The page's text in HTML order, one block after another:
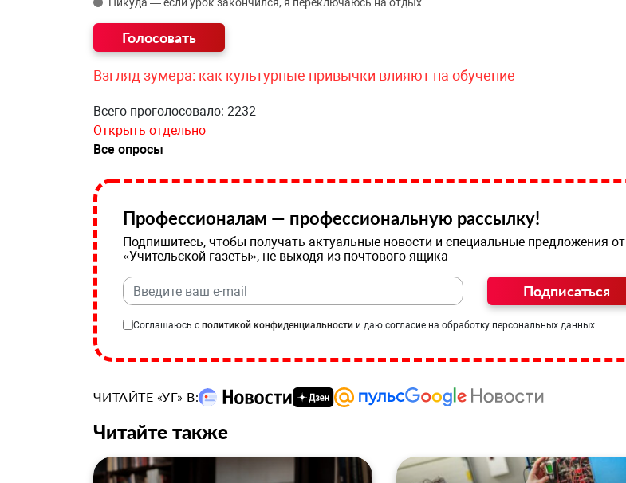
Взгляд зумера: как культурные привычки влияют на обучение
Всего проголосовало: 2232
Открыть отдельно
Все опросы
Профессионалам — профессиональную рассылку!
Подпишитесь, чтобы получать актуальные новости и специальные предложения от
«Учительской газеты», не выходя из почтового ящика
Подписаться
Соглашаюсь с политикой конфиденциальности и даю согласие на обработку персональных данных
ЧИТАЙТЕ «УГ» В:
Читайте также